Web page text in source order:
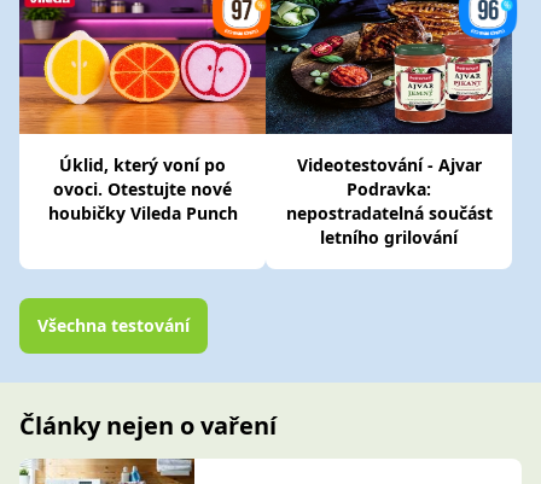
Úklid, který voní po
ovoci. Otestujte nové
houbičky Vileda Punch
Videotestování - Ajvar
Podravka:
nepostradatelná součást
letního grilování
Všechna testování
Články nejen o vaření